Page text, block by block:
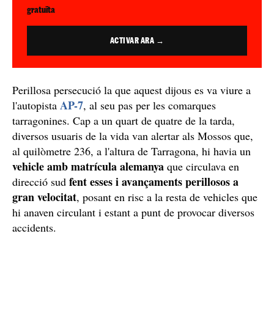
gratuïta
ACTIVAR ARA →
Perillosa persecució la que aquest dijous es va viure a
l'autopista AP-7, al seu pas per les comarques
tarragonines. Cap a un quart de quatre de la tarda,
diversos usuaris de la vida van alertar als Mossos que,
al quilòmetre 236, a l'altura de Tarragona, hi havia un
vehicle amb matrícula alemanya que circulava en
direcció sud fent esses i avançaments perillosos a
gran velocitat, posant en risc a la resta de vehicles que
hi anaven circulant i estant a punt de provocar diversos
accidents.